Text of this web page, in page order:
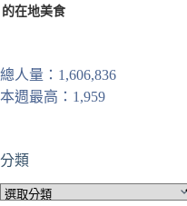
的在地美食
總人量：1,606,836
本週最高：1,959
分類
分